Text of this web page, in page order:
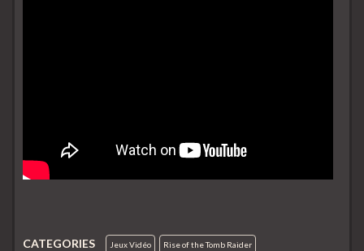
CATEGORIES Jeux Vidéo Rise of the Tomb Raider